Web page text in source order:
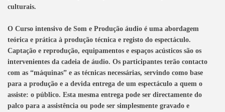
culturais.
O Curso intensivo de Som e Produção áudio é uma abordagem
teórica e prática à produção técnica e registo do espectáculo.
Captação e reprodução, equipamentos e espaços acústicos são os
intervenientes da cadeia de áudio. Os participantes terão contacto
com as “máquinas” e as técnicas necessárias, servindo como base
para a produção e a devida entrega de um espectáculo a quem o
assiste: o público. Esta mesma entrega pode ser directamente do
palco para a assistência ou pode ser simplesmente gravado e